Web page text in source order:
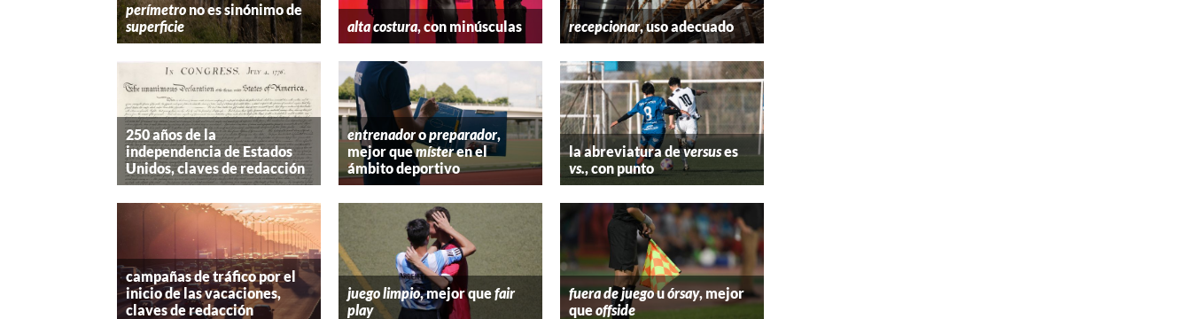
perímetrono es sinónimo de
superficie
alta costura, con minúsculas recepcionar, uso adecuado
250 años de la
independencia de Estados
Unidos, claves de redacción
entrenadoropreparador,
mejor quemísteren el
ámbito deportivo
la abreviatura deversuses
vs., con punto
campañas de tráfico por el
inicio de las vacaciones,
claves de redacción
juego limpio, mejor quefair
play
fuera de juegouórsay, mejor
queoffside